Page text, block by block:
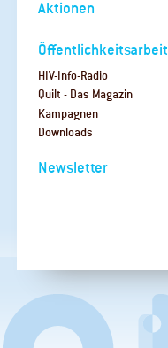
Aktionen
Öffentlichkeitsarbeit
HIV-Info-Radio
Quilt - Das Magazin
Kampagnen
Downloads
Newsletter
Navigation
überspringen